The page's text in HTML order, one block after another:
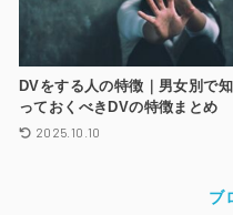
DVをする人の特徴｜男女別で知
っておくべきDVの特徴まとめ
2025.10.10
ブ